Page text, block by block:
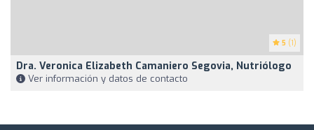
5 (1)
Dra. Veronica Elizabeth Camaniero Segovia, Nutriólogo
Ver información y datos de contacto